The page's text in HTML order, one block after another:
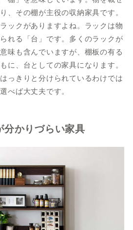
、その棚が主役の収納家具です。
ックがありますよね。ラックは物
れる「台」です。多くのラックが
味も含んでいますが、棚板の有る
に、台としての家具になります。
っきりと分けられているわけでは
べば大丈夫です。
分かりづらい家具